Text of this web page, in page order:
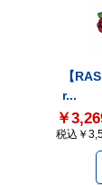
【
r...
￥
税込￥